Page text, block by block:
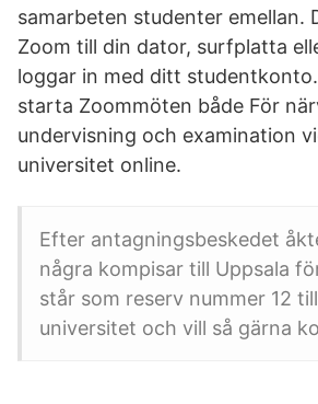
samarbeten studenter emellan.
Zoom till din dator, surfplatta
loggar in med ditt
starta Zoommöten både För
undervisning och examination
universitet online.
Efter antagningsbeskedet
några kompisar till Uppsala
står som reserv nummer 12
universitet och vill så gärna